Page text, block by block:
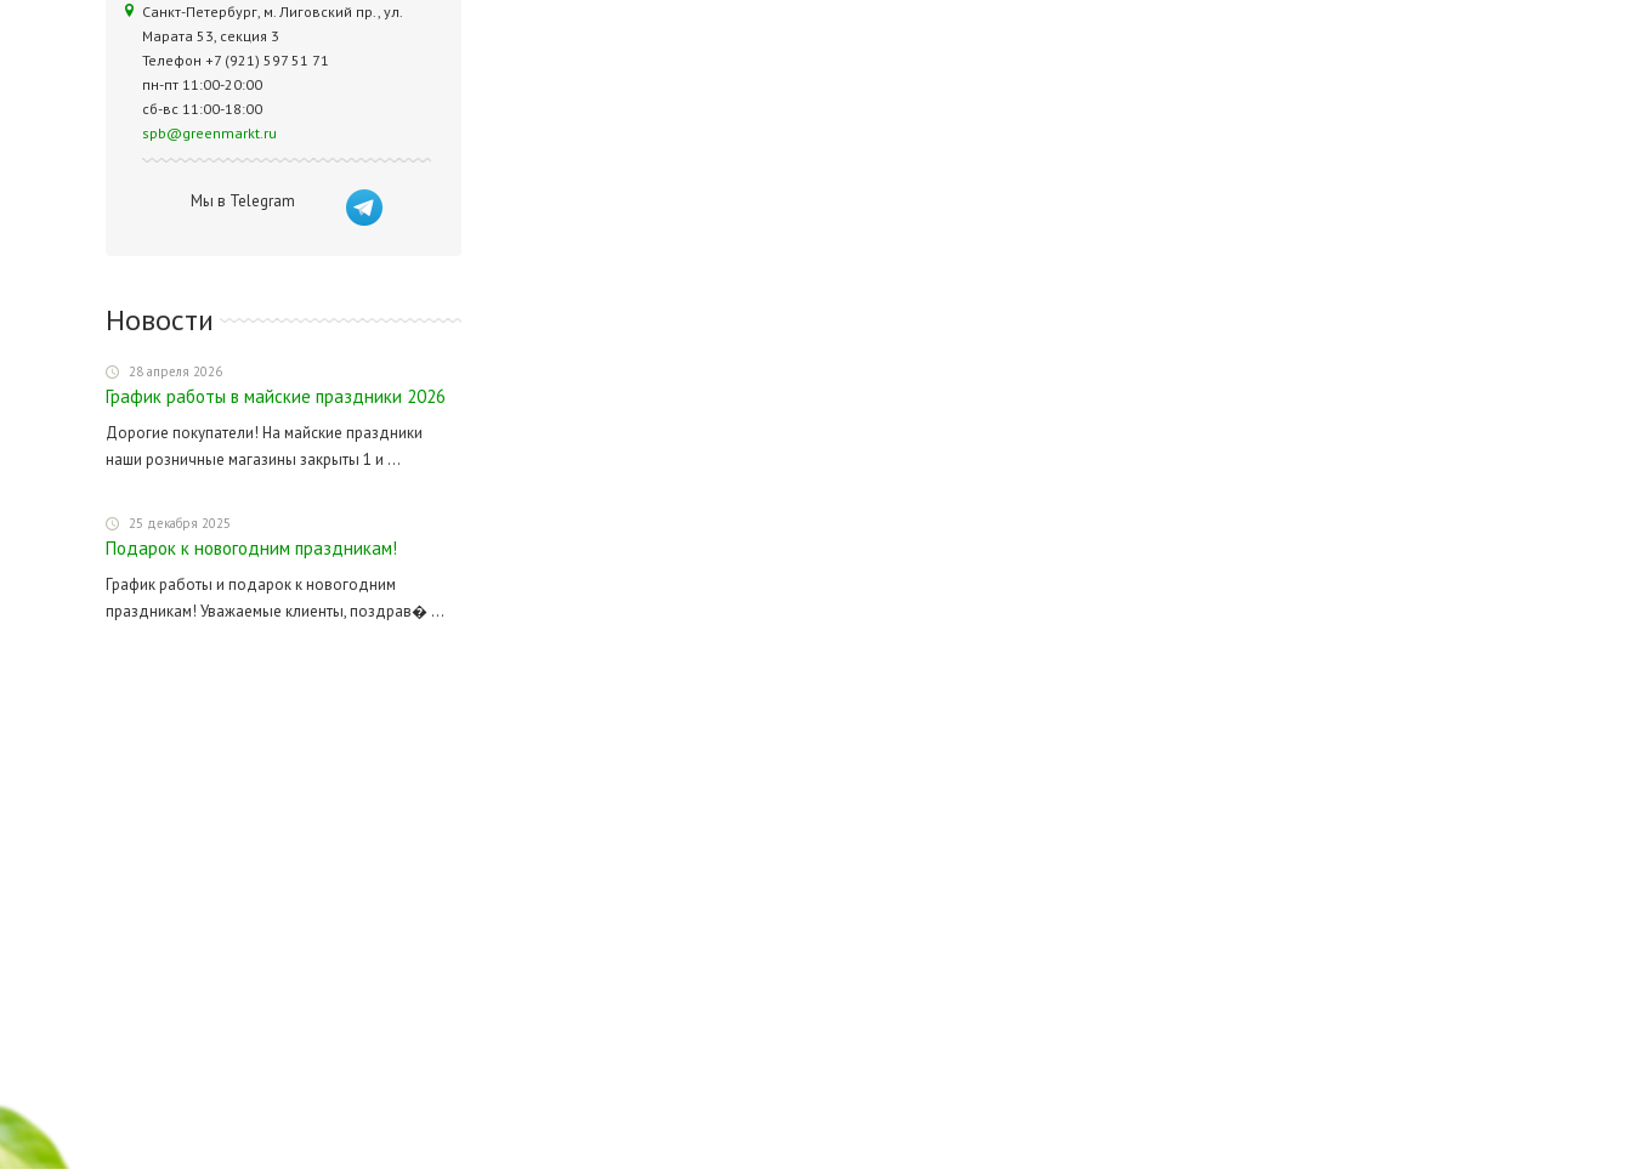
Санкт-Петербург, м. Лиговский пр., ул.
Марата 53, секция 3
Телефон +7 (921) 597 51 71
пн-пт 11:00-20:00
сб-вс 11:00-18:00
spb@greenmarkt.ru
Мы в Telegram
Новости
28 апреля 2026
График работы в майские праздники 2026
Дорогие покупатели! На майские праздники
наши розничные магазины закрыты 1 и ...
25 декабря 2025
Подарок к новогодним праздникам!
График работы и подарок к новогодним
праздникам! Уважаемые клиенты, поздрав� ...